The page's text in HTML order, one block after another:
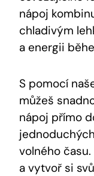
nápoj
⁢chladivým
a energii
S pomocí
můžeš​
nápoj přímo
volného‍
a vytvoř si